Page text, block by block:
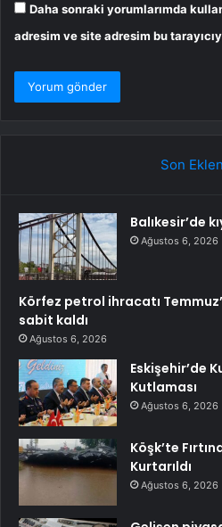
Daha sonraki yorumlarımda
adresim ve site adresim bu
Son
Balıkesir’de
Ağustos 6, 2026
Körfez petrol ihracatı
sabit kaldı
Ağustos 6, 2026
Eskişehir’de
Kutlaması
Ağustos 6, 2026
Köşk’te
Kurtarıldı
Ağustos 6, 2026